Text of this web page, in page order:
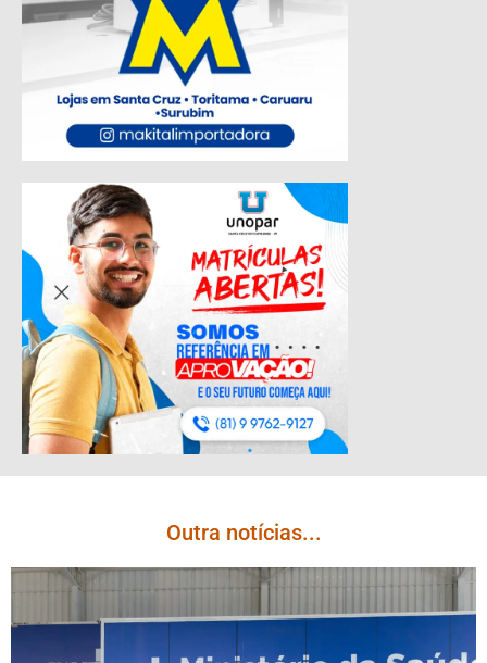
Outra notícias...